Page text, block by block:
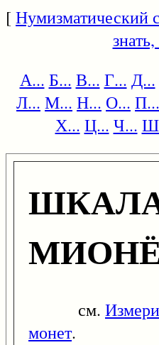
[Нумизматический
А... Б... В... Г... Д...
Л... М... Н... О... П...
Х... Ц... Ч...
см.
монет.